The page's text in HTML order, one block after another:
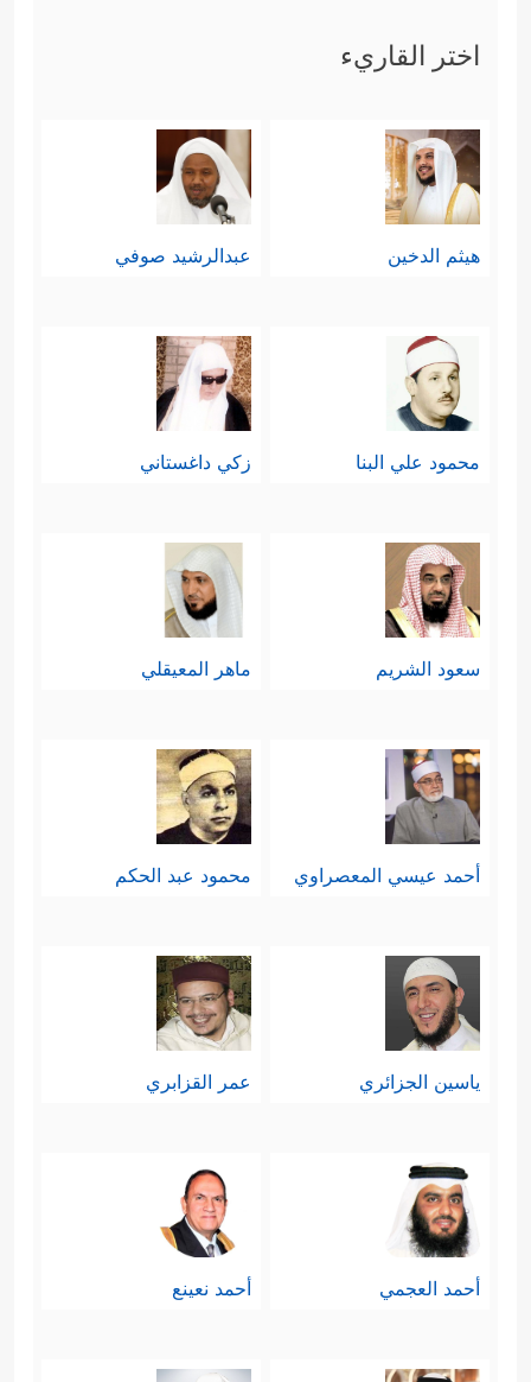
اختر القاريء
هيثم الدخين عبدالرشيد صوفي
محمود علي البنا زكي داغستاني
سعود الشريم ماهر المعيقلي
أحمد عيسي المعصراوي محمود عبد الحكم
ياسين الجزائري عمر القزابري
أحمد العجمي أحمد نعينع